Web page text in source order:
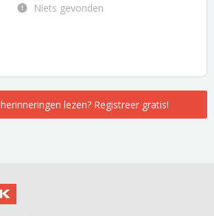
Niets gevonden
lezen? Registreer gratis!